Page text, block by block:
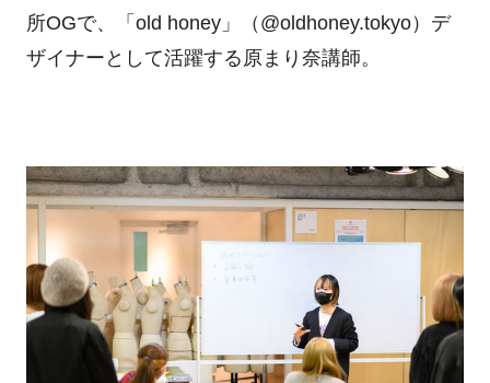
所OGで、「old honey」（@oldhoney.tokyo）デ
ザイナーとして活躍する原まり奈講師。